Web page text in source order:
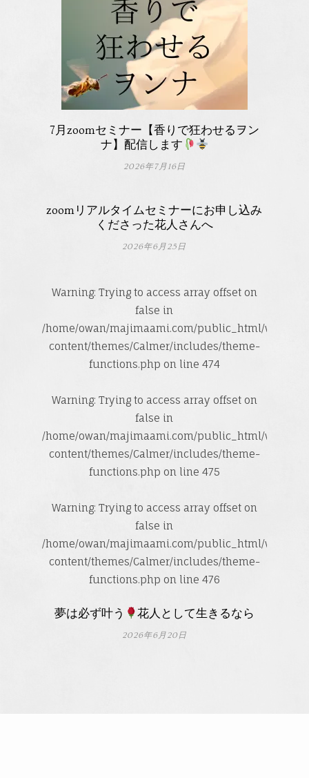
7月zoomセミナー【香りで狂わせるヲン
ナ】配信します
2026年7月16日
zoomリアルタイムセミナーにお申し込み
くださった花人さんへ
2026年6月25日
Warning: Trying to access array offset on
false in
/home/owan/majimaami.com/public_html/wp-
content/themes/Calmer/includes/theme-
functions.php on line 474
Warning: Trying to access array offset on
false in
/home/owan/majimaami.com/public_html/wp-
content/themes/Calmer/includes/theme-
functions.php on line 475
Warning: Trying to access array offset on
false in
/home/owan/majimaami.com/public_html/wp-
content/themes/Calmer/includes/theme-
functions.php on line 476
夢は必ず叶う 花人として生きるなら
2026年6月20日